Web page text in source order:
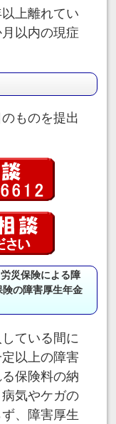
上離れてい
以内の現症
ものを提出
災保険による障
の障害厚生年金
ている間に
以上の障害
保険料の納
気やケガの
、障害厚生